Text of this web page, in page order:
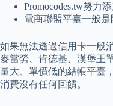
Promocodes.tw努力
電商聯盟平臺一般
如果無法透過信用卡一般
麥當勞、肯德基、漢堡王
量大、單價低的結帳平臺
消費沒有任何回饋。